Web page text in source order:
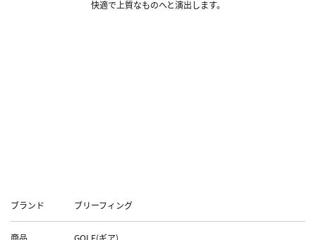
快適で上質なものへと演出します。
ブランド
ブリーフィング
商品
GOLF(ギア)